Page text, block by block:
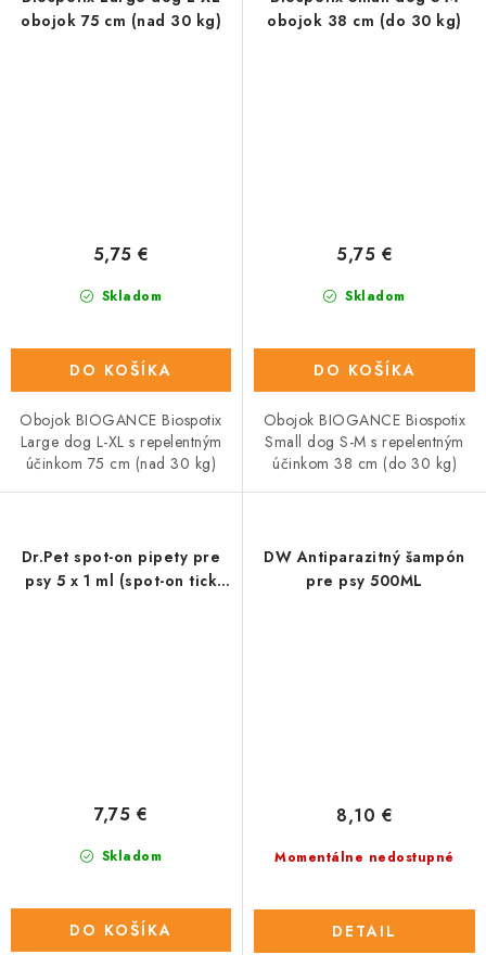
obojok 75 cm (nad 30 kg)
Skladom
5,75 €
DO KOŠÍKA
Obojok BIOGANCE Biospotix
Large dog L-XL s repelentným
účinkom 75 cm (nad 30 kg)
obojok 38 cm (do 30 kg)
Skladom
5,75 €
DO KOŠÍKA
Obojok BIOGANCE Biospotix
Small dog S-M s repelentným
účinkom 38 cm (do 30 kg)
Dr.Pet spot-on pipety pre
psy 5 x 1 ml (spot-on tick
Skladom
7,75 €
DO KOŠÍKA
DW Antiparazitný šampón
pre psy 500ML
Momentálne nedostupné
8,10 €
DETAIL